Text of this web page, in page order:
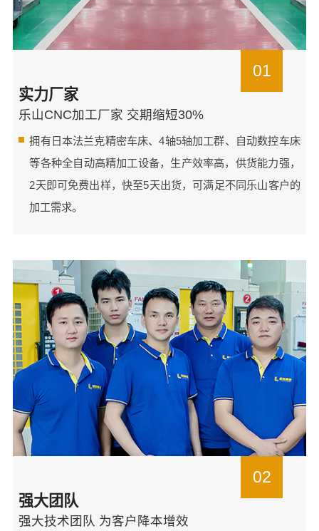
01
实力厂家
乐山CNC加工厂家 交期缩短30%
拥有日本法兰克精密车床、4轴5轴加工群、自动数控车床
等各种全自动高精加工设备，生产效率高，供货能力强，
2天即可免费出样，快至5天出货，可满足不同乐山客户的
加工需求。
02
强大团队
强大技术团队 为客户降本增效